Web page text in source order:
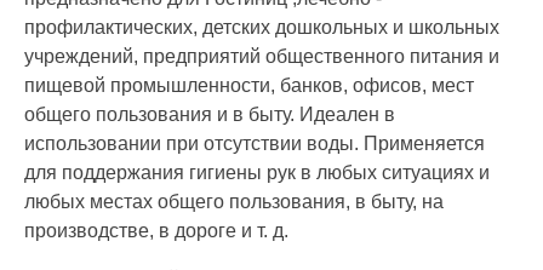
профилактических, детских дошкольных и школьных
учреждений, предприятий общественного питания и
пищевой промышленности, банков, офисов, мест
общего пользования и в быту. Идеален в
использовании при отсутствии воды. Применяется
для поддержания гигиены рук в любых ситуациях и
любых местах общего пользования, в быту, на
производстве, в дороге и т. д.